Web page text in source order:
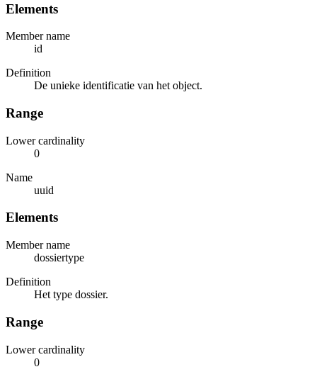
Elements
Member name
id
Definition
De unieke identificatie van het object.
Range
Lower cardinality
0
Name
uuid
Elements
Member name
dossiertype
Definition
Het type dossier.
Range
Lower cardinality
0